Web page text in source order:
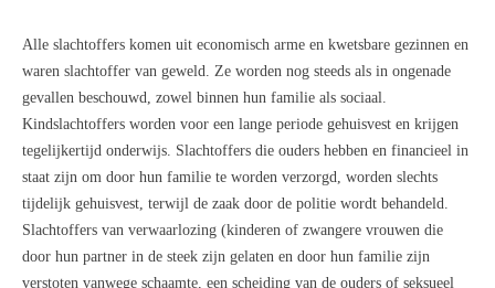
Alle slachtoffers komen uit economisch arme en kwetsbare gezinnen en
waren slachtoffer van geweld. Ze worden nog steeds als in ongenade
gevallen beschouwd, zowel binnen hun familie als sociaal.
Kindslachtoffers worden voor een lange periode gehuisvest en krijgen
tegelijkertijd onderwijs. Slachtoffers die ouders hebben en financieel in
staat zijn om door hun familie te worden verzorgd, worden slechts
tijdelijk gehuisvest, terwijl de zaak door de politie wordt behandeld.
Slachtoffers van verwaarlozing (kinderen of zwangere vrouwen die
door hun partner in de steek zijn gelaten en door hun familie zijn
verstoten vanwege schaamte, een scheiding van de ouders of seksueel